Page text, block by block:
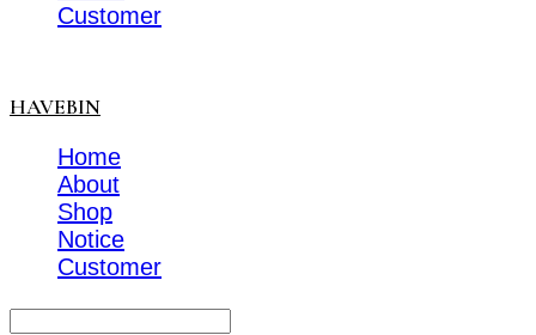
Customer
HAVEBIN
Home
About
Shop
Notice
Customer